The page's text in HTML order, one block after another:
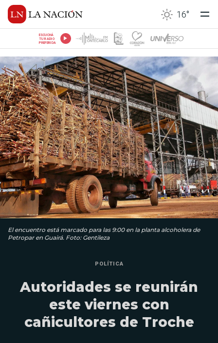
16°
ESCUCHÁ
TU RADIO
PREFERIDA
El encuentro está marcado para las 9:00 en la planta alcoholera de
Petropar en Guairá. Foto: Gentileza
POLÍTICA
Autoridades se reunirán
este viernes con
cañicultores de Troche